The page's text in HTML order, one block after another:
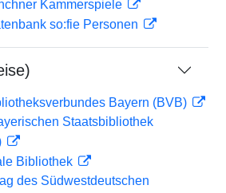
Kammerspiele
so:fie Personen
Bayern (BVB)
Staatsbibliothek
Bibliothek
des Südwestdeutschen